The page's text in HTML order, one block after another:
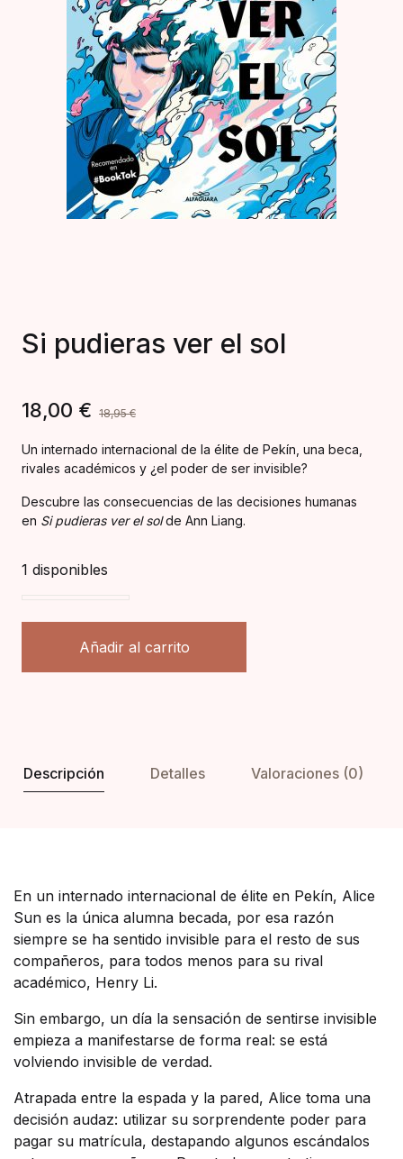
Si pudieras ver el sol
18,00 € 18,95€
Un internado internacional de la élite de Pekín, una beca,
rivales académicos y ¿el poder de ser invisible?
Descubre las consecuencias de las decisiones humanas
en Si pudieras ver el solde Ann Liang.
1 disponibles
Añadir al carrito
Descripción Detalles Valoraciones (0)
En un internado internacional de élite en Pekín, Alice
Sun es la única alumna becada, por esa razón
siempre se ha sentido invisible para el resto de sus
compañeros, para todos menos para su rival
académico, Henry Li.
Sin embargo, un día la sensación de sentirse invisible
empieza a manifestarse de forma real: se está
volviendo invisible de verdad.
Atrapada entre la espada y la pared, Alice toma una
decisión audaz: utilizar su sorprendente poder para
pagar su matrícula, destapando algunos escándalos